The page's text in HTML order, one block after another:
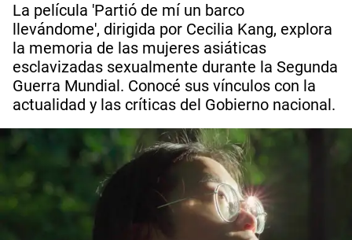
La película 'Partió de mí un barco
llevándome', dirigida por Cecilia Kang, explora
la memoria de las mujeres asiáticas
esclavizadas sexualmente durante la Segunda
Guerra Mundial. Conocé sus vínculos con la
actualidad y las críticas del Gobierno nacional.